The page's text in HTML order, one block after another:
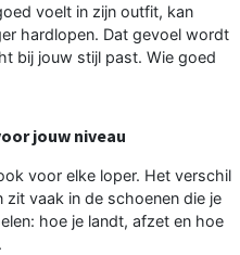
voelt in zijn outfit, kan
hardlopen. Dat gevoel wordt
bij jouw stijl past. Wie goed
jouw niveau
voor elke loper. Het verschil
zit vaak in de schoenen die je
hoe je landt, afzet en hoe